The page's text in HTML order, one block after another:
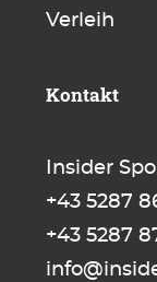
Verleih
Kontakt
Insider
+43 5287
+43 5287